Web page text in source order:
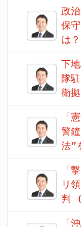
政
保
は
下
隊
衛
「
警
法”
「
リ
判
「